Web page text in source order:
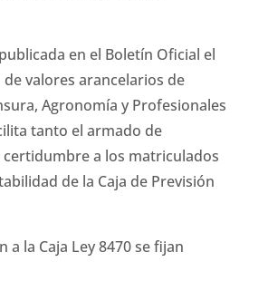
en el Boletín Oficial el
valores arancelarios de
Agronomía y Profesionales
tanto el armado de
a los matriculados
de la Caja de Previsión
la Caja Ley 8470 se fijan